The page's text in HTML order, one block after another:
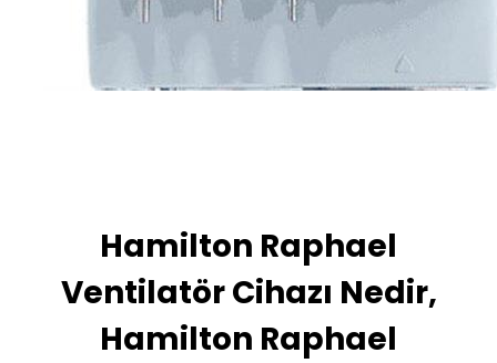
Hamilton Raphael
Ventilatör Cihazı Nedir,
Hamilton Raphael